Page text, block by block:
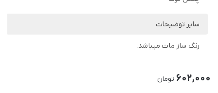
سایر توضیحات
رنگ ساز مات میباشد.
602,000 تومان